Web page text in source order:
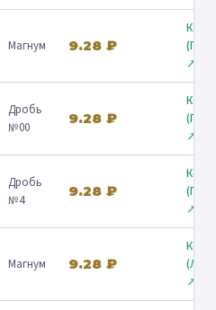
Магнум 9.28 ₽
↗
Дробь
№00
9.28 ₽
↗
Дробь
№4
9.28 ₽
↗
Магнум 9.28 ₽
↗